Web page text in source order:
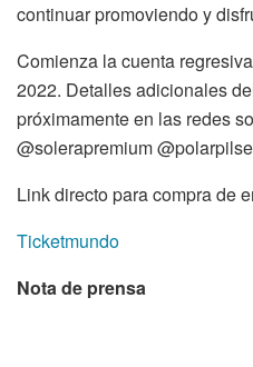
continuar promoviendo y
Comienza la cuenta
2022. Detalles adicionales
próximamente en las redes
@solerapremium
Link directo para compra de
Ticketmundo
Nota de prensa